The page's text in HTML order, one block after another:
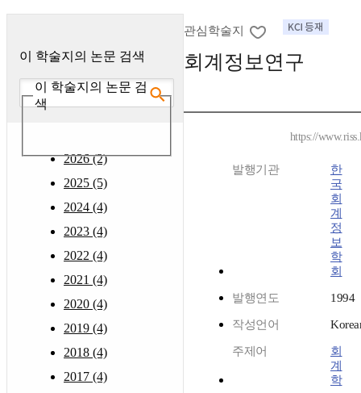
이 학술지의 논문 검색
이 학술지의 논문 검
색
2026 (2)
2025 (5)
2024 (4)
2023 (4)
2022 (4)
2021 (4)
2020 (4)
2019 (4)
2018 (4)
2017 (4)
관심학술지
회계정보연구
https://
발행기관
한
국
회
계
정
보
학
회
발행연도 1994
작성언어
주제어
회
계
학